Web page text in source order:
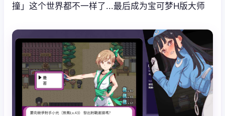
撞」这个世界都不一样了...最后成为宝可梦H版大师